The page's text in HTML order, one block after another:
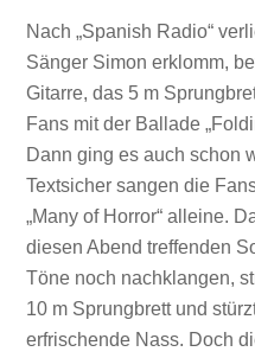
Nach „Spanish Radio“
Sänger Simon erklomm,
Gitarre, das 5 m
Fans mit der Ballade
Dann ging es auch schon
Textsicher sangen die
„Many of Horror“ alleine.
diesen Abend treffenden
Töne noch nachklangen,
10 m Sprungbrett und
erfrischende Nass. Doch